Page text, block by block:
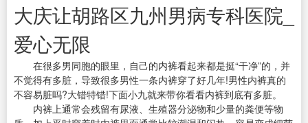
大庆让胡路区九州男病专科医院_
爱心无限
在很多男同胞的眼里，自己的内裤看起来都是挺“干净”的，并
不觉得有多脏，导致很多男性一条内裤穿了好几年!男性内裤真的
不容易脏吗?大错特错!下面小九就来带你看看内裤到底有多脏。
内裤上通常会残留有尿液、生殖器分泌物和少量的粪便等物